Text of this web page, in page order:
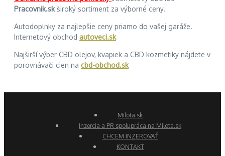
Pracovnik.skširoký sortiment za výborné ceny.
Autodoplnky za najlepšie ceny priamo do vašej garáže.
Internetový obchod autoveci.sk
Najširší výber CBD olejov, kvapiek a CBD kozmetiky nájdete v
porovnávači cien na cbd-obchod.sk
Milota.sk
Inzercia a PR spolupráca na Milota.sk
CHCEM INZEROVAŤ
KONTAKT